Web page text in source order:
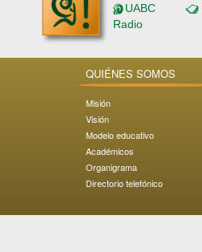
UABC
Radio
QUIÉNES SOMOS
Misión
Visión
Modelo educativo
Académicos
Organigrama
Directorio telefónico